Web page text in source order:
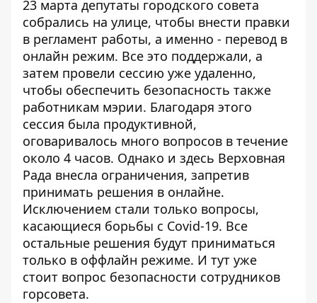
23 марта депутаты городского совета
собрались на улице, чтобы внести правки
в регламент работы, а именно - перевод в
онлайн режим. Все это поддержали, а
затем провели сессию уже удаленно,
чтобы обеспечить безопасность также
работникам мэрии. Благодаря этого
сессия была продуктивной,
оговаривалось много вопросов в течение
около 4 часов. Однако и здесь Верховная
Рада внесла ограничения, запретив
принимать решения в онлайне.
Исключением стали только вопросы,
касающиеся борьбы с Covid-19. Все
остальные решения будут приниматься
только в оффлайн режиме. И тут уже
стоит вопрос безопасности сотрудников
горсовета.